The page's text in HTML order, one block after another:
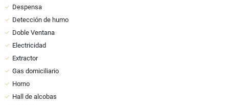
Despensa
Detección de humo
Doble Ventana
Electricidad
Extractor
Gas domiciliario
Horno
Hall de alcobas